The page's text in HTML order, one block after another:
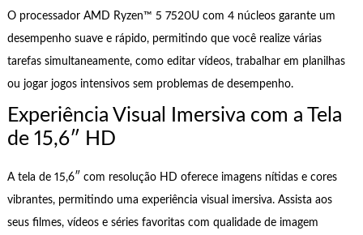
O processador AMD Ryzen™ 5 7520U com 4 núcleos garante um
desempenho suave e rápido, permitindo que você realize várias
tarefas simultaneamente, como editar vídeos, trabalhar em planilhas
ou jogar jogos intensivos sem problemas de desempenho.
Experiência Visual Imersiva com a Tela
de 15,6″ HD
A tela de 15,6″ com resolução HD oferece imagens nítidas e cores
vibrantes, permitindo uma experiência visual imersiva. Assista aos
seus filmes, vídeos e séries favoritas com qualidade de imagem